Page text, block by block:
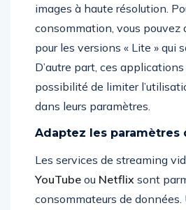
images à haute résolution.
consommation, vous pouvez
pour les versions « Lite » qui
D’autre part, ces
possibilité de limiter
dans leurs paramètres.
Adaptez les paramètres
Les services de streaming
YouTube ou Netflix sont
consommateurs de